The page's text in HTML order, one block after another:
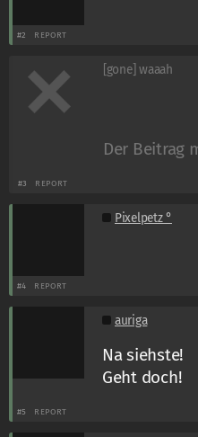
#2 REPORT
[gone] waaah
Der Beitrag
#3 REPORT
Pixelpetz °
#4 REPORT
auriga
Na siehste!
Geht doch!
#5 REPORT